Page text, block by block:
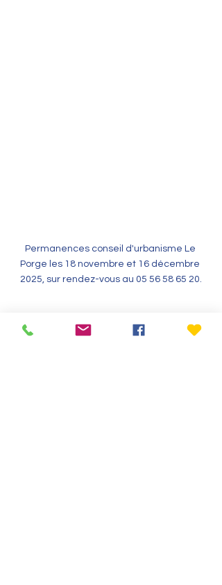
Permanences conseil d'urbanisme Le
Porge les 18 novembre et 16 décembre
2025, sur rendez-vous au 05 56 58 65 20.